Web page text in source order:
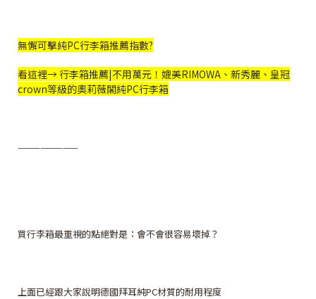
無懈可擊純PC行李箱推薦指數?
看這裡→行李箱推薦|不用萬元！媲美RIMOWA、新秀麗、皇冠
crown等級的奧莉薇閣純PC行李箱
————————
買行李箱最重視的點絕對是：會不會很容易壞掉？
上面已經跟大家說明德國拜耳純PC材質的耐用程度